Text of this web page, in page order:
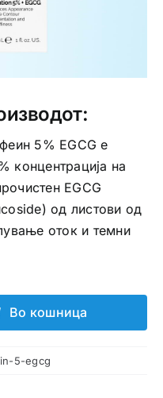
5% EGCG е
концентрација на
EGCG
од листови од
оток и темни
Во кошница
5-egcg